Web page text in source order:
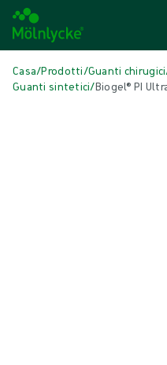
Casa/Prodotti/Guanti chirugici
Guanti sintetici/Biogel® PI